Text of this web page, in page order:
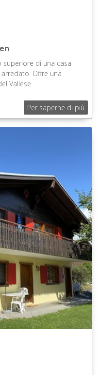
di una casa
Offre una
Vallese.
Per saperne di più